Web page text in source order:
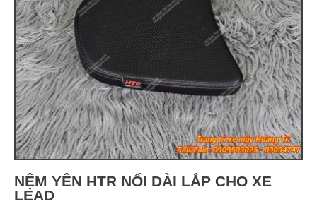
NỆM YÊN HTR NỐI DÀI LẮP CHO XE
LEAD